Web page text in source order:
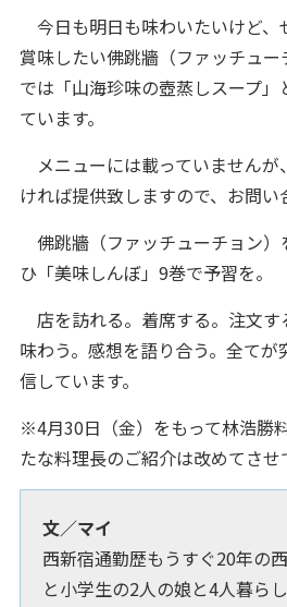
今日も明日も味わいたいけど、
賞味したい佛跳牆（ファッチュー
では「山海珍味の壺蒸しスープ
ています。
メニューには載っていませんが
ければ提供致しますので、お問い
佛跳牆（ファッチューチョン）
ひ「美味しんぼ」9巻で予習を。
店を訪れる。着席する。注文す
味わう。感想を語り合う。全て
信しています。
※4月30日（金）をもって林浩勝
たな料理長のご紹介は改めてさせ
文／マイ
西新宿通勤歴もうすぐ20年の
と小学生の2人の娘と4人暮ら